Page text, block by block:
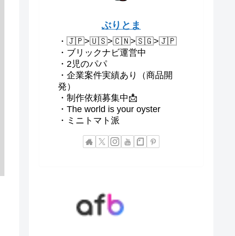
ぶりとま
・🇯🇵>🇺🇸>🇨🇳>🇸🇬>🇯🇵
・ブリックナビ運営中
・2児のパパ
・企業案件実績あり（商品開
発）
・制作依頼募集中📩
・The world is your oyster
・ミニトマト派